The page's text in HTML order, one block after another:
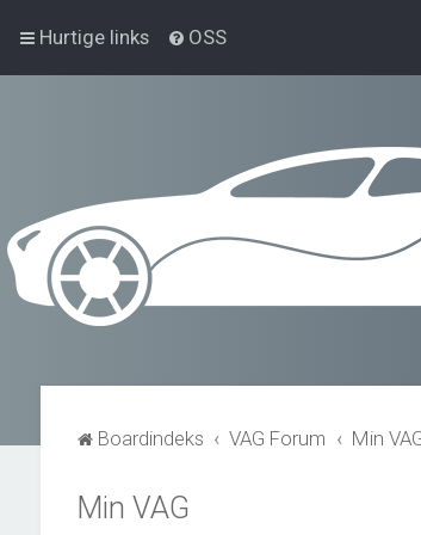
Hurtige links OSS
Boardindeks VAG Forum Min
Min VAG